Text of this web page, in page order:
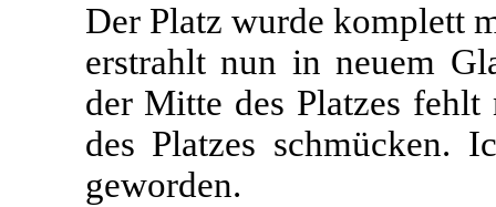
Der Platz wurde komplett
erstrahlt nun in neuem
der Mitte des Platzes
des Platzes schmücken.
geworden.